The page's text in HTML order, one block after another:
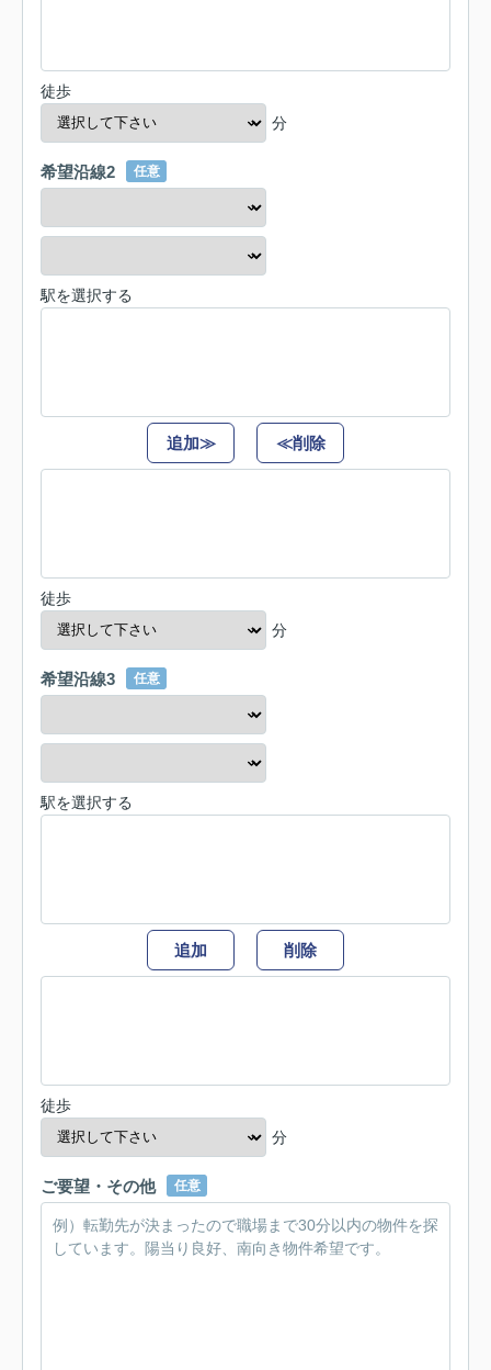
徒歩
分
希望沿線2 任意
駅を選択する
追加≫ ≪削除
徒歩
分
希望沿線3 任意
駅を選択する
追加 削除
徒歩
分
ご要望・その他 任意